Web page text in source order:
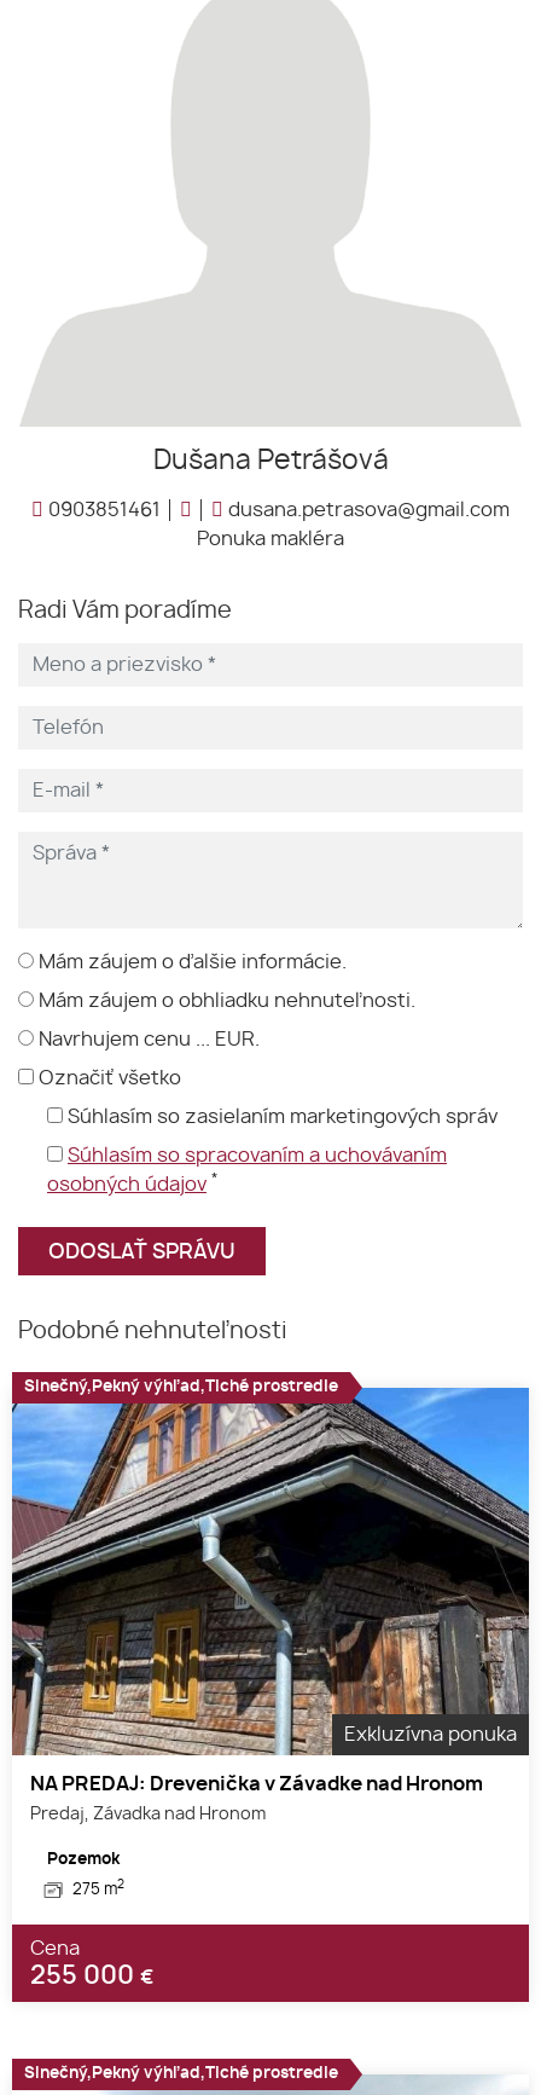
Dušana Petrášová
0903851461
dusana.petrasova@gmail.com
Ponuka makléra
Radi Vám poradíme
Mám záujem o ďalšie informácie.
Mám záujem o obhliadku nehnuteľnosti.
Navrhujem cenu ... EUR.
Označiť všetko
Súhlasím so zasielaním marketingových správ
Súhlasím so spracovaním a uchovávaním
osobných údajov *
Podobné nehnuteľnosti
Exkluzívna ponuka
NA PREDAJ: Drevenička v Závadke nad Hronom
Predaj, Závadka nad Hronom
Pozemok
275 m2
Cena
255 000 €
Slnečný,Pekný výhľad,Tiché prostredie
Slnečný,Pekný výhľad,Tiché prostredie